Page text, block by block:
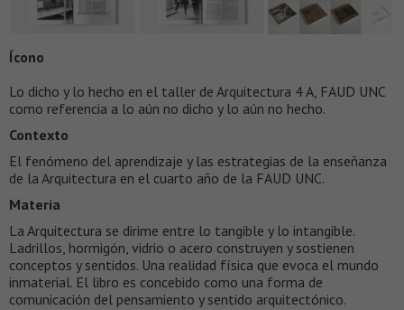
Ícono
Lo dicho y lo hecho en el taller de Arquitectura 4 A, FAUD UNC
como referencia a lo aún no dicho y lo aún no hecho.
Contexto
El fenómeno del aprendizaje y las estrategias de la enseñanza
de la Arquitectura en el cuarto año de la FAUD UNC.
Materia
La Arquitectura se dirime entre lo tangible y lo intangible.
Ladrillos, hormigón, vidrio o acero construyen y sostienen
conceptos y sentidos. Una realidad física que evoca el mundo
inmaterial. El libro es concebido como una forma de
comunicación del pensamiento y sentido arquitectónico.